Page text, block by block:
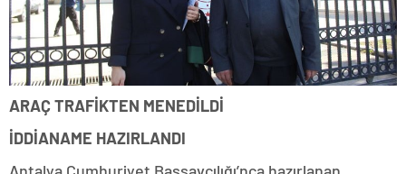
ARAÇ TRAFİKTEN MENEDİLDİ
İDDİANAME HAZIRLANDI